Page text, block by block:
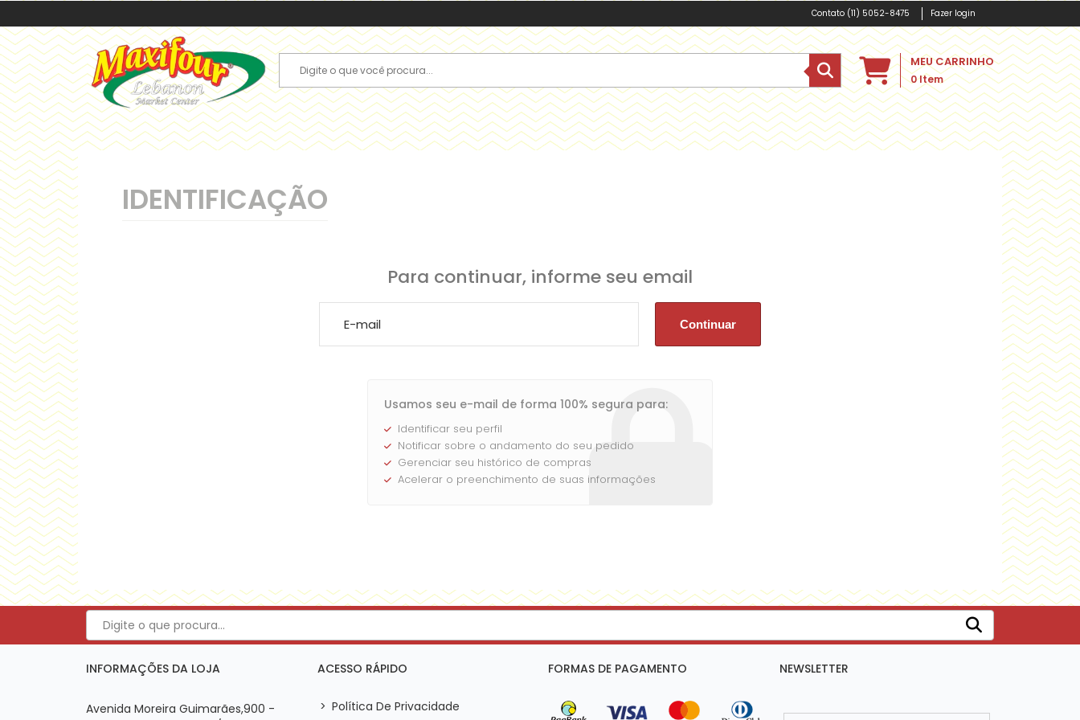
(11) 5052-8475 Fazer login
MEU CARRINHO
0Item
IDENTIFICAÇÃO
Para continuar, informe seu email
Seu cadastro está em processo de aprovação.
Em breve entraremos em contato.
Continuar
Usamos seu e-mail de forma 100% segura para:
Identificar seu perfil
Notificar sobre o andamento do seu pedido
Gerenciar seu histórico de compras
Acelerar o preenchimento de suas informações
INFORMAÇÕES DA LOJA
Avenida Moreira Guimarães,900 -
ACESSO RÁPIDO
> Política De Privacidade
FORMAS DE PAGAMENTO NEWSLETTER